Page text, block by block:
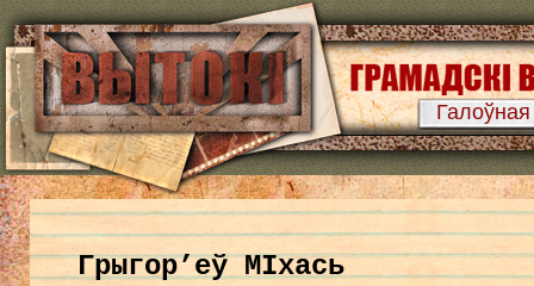
Галоўная
Грыгор’еў МІхась